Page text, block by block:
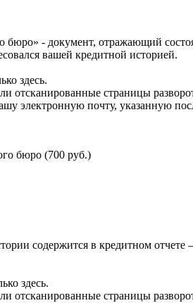
- документ, отражающий
вашей кредитной историей.
здесь.
отсканированные страницы
электронную почту, указанную
бюро (700 руб.)
содержится в кредитном
здесь.
отсканированные страницы